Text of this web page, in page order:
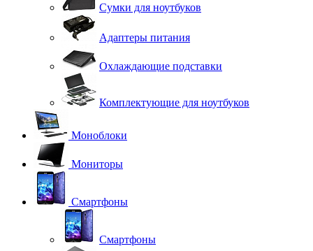
Сумки для ноутбуков
Адаптеры питания
Охлаждающие подставки
Комплектующие для ноутбуков
Моноблоки
Мониторы
Смартфоны
Смартфоны